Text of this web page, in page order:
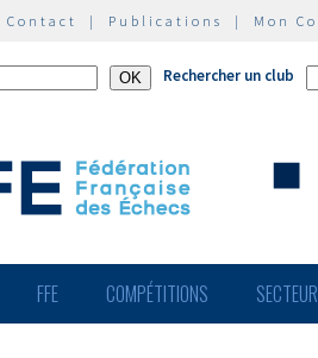
Contact | Publications | Mon
Rechercher un club
FFE COMPÉTITIONS